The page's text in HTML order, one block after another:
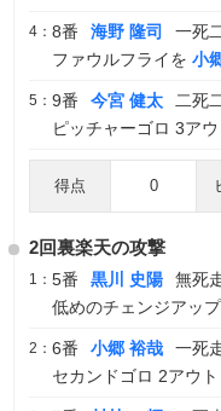
4： 8番 海野 隆司
一死
ファウルフライを 小
5： 9番 今宮 健太
二死
ピッチャーゴロ 3アウ
得点 0
2回裏楽天の攻撃
1： 5番 黒川 史陽
無死
低めのチェンジアッ
2： 6番 小郷 裕哉
一死
セカンドゴロ 2アウト